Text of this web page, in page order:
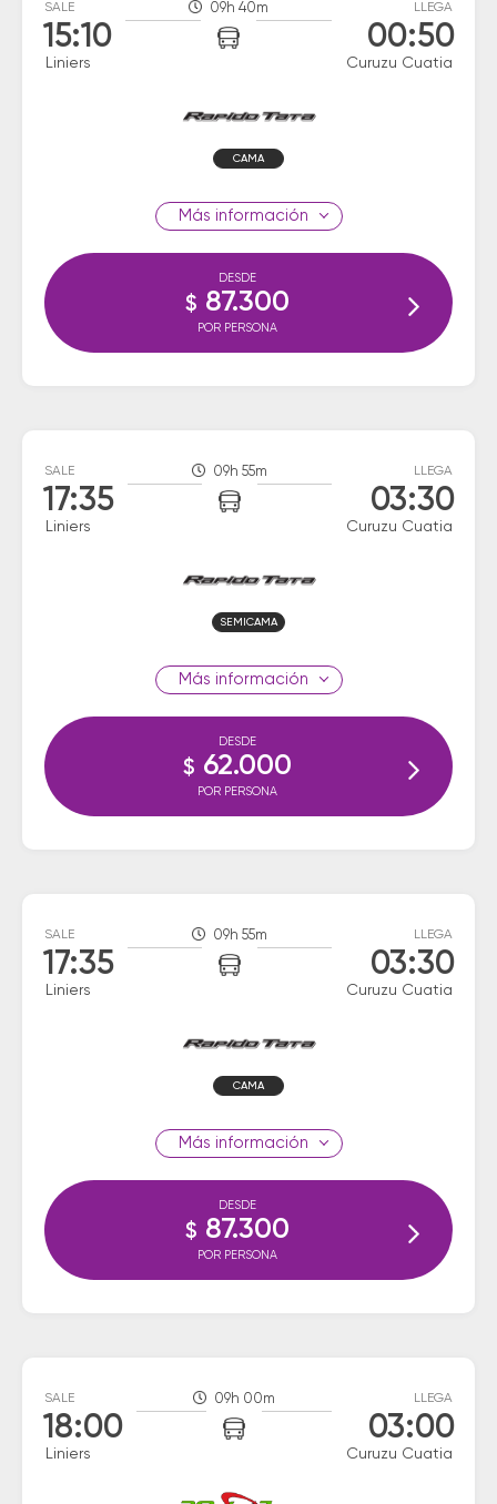
SALE
15:10
Liniers
09h 40m LLEGA
00:50
Curuzu Cuatia
CAMA
información
DESDE
$ 87.300
POR PERSONA
SALE
17:35
Liniers
09h 55m LLEGA
03:30
Curuzu Cuatia
SEMICAMA
información
DESDE
$ 62.000
POR PERSONA
SALE
17:35
Liniers
09h 55m LLEGA
03:30
Curuzu Cuatia
CAMA
información
DESDE
$ 87.300
POR PERSONA
SALE
18:00
Liniers
09h 00m LLEGA
03:00
Curuzu Cuatia